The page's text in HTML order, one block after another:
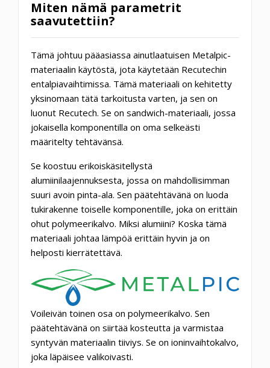
Miten nämä parametrit
saavutettiin?
Tämä johtuu pääasiassa ainutlaatuisen Metalpic-
materiaalin käytöstä, jota käytetään Recutechin
entalpiavaihtimissa. Tämä materiaali on kehitetty
yksinomaan tätä tarkoitusta varten, ja sen on
luonut Recutech. Se on sandwich-materiaali, jossa
jokaisella komponentilla on oma selkeästi
määritelty tehtävänsä.
Se koostuu erikoiskäsitellystä
alumiinilaajennuksesta, jossa on mahdollisimman
suuri avoin pinta-ala. Sen päätehtävänä on luoda
tukirakenne toiselle komponentille, joka on erittäin
ohut polymeerikalvo. Miksi alumiini? Koska tämä
materiaali johtaa lämpöä erittäin hyvin ja on
helposti kierrätettävä.
Voileivän toinen osa on polymeerikalvo. Sen
päätehtävänä on siirtää kosteutta ja varmistaa
syntyvän materiaalin tiiviys. Se on ioninvaihtokalvo,
joka läpäisee valikoivasti.